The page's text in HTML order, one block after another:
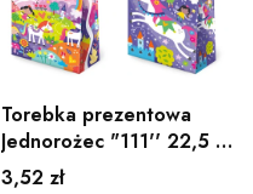
Torebka prezentowa
Jednorożec "111'' 22,5 x
31,5 x 10,8
Cena
3,52 zł